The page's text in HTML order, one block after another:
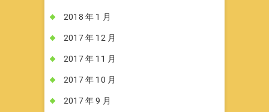
2018 年 1 月
2017 年 12 月
2017 年 11 月
2017 年 10 月
2017 年 9 月